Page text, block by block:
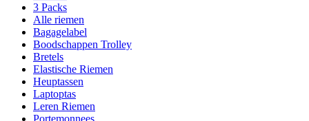
3 Packs
Alle riemen
Bagagelabel
Boodschappen Trolley
Bretels
Elastische Riemen
Heuptassen
Laptoptas
Leren Riemen